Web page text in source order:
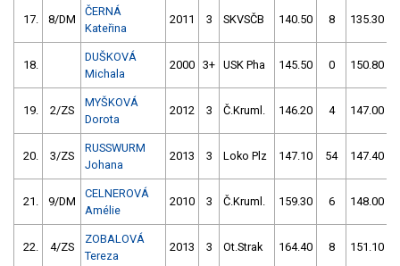
17. 8/DM
ČERNÁ
Kateřina
2011 3 SKVSČB 140.50 8 135.30
18.
DUŠKOVÁ
Michala
2000 3+ USK Pha 145.50 0 150.80
19. 2/ZS
MYŠKOVÁ
Dorota
2012 3 Č.Kruml. 146.20 4 147.00
20. 3/ZS
RUSSWURM
Johana
2013 3 Loko Plz 147.10 54 147.40
21. 9/DM
CELNEROVÁ
Amélie
2010 3 Č.Kruml. 159.30 6 148.00
22. 4/ZS
ZOBALOVÁ
Tereza
2013 3 Ot.Strak 164.40 8 151.10